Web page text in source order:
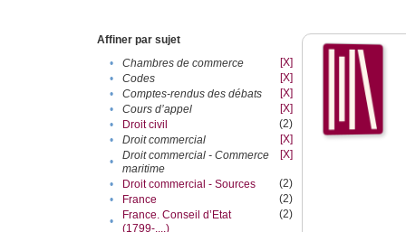
Affiner par sujet
•
Chambres de commerce
[X]
•
Codes
[X]
•
Comptes-rendus des débats
[X]
•
Cours d’appel
[X]
•
Droit civil
(2)
•
Droit commercial
[X]
•
Droit commercial - Commerce
maritime
[X]
• Droit commercial - Sources
(2)
•
France
(2)
•
France. Conseil d’Etat
(1799-....)
(2)